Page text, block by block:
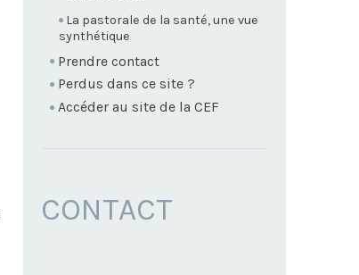
La pastorale de la santé, une vue
synthétique
Prendre contact
Perdus dans ce site ?
Accéder au site de la CEF
CONTACT